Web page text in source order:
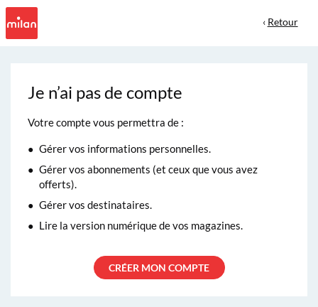
‹ Retour
Je n’ai pas de compte
Votre compte vous permettra de :
Gérer vos informations personnelles.
Gérer vos abonnements (et ceux que vous avez
offerts).
Gérer vos destinataires.
Lire la version numérique de vos magazines.
CRÉER MON COMPTE